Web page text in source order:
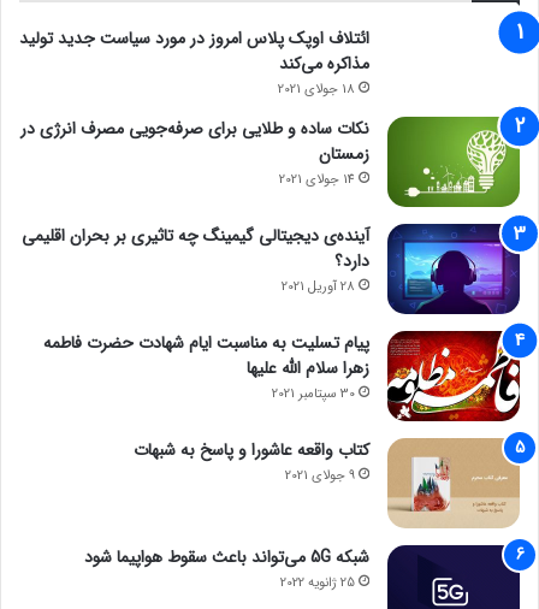
ائتلاف اوپک پلاس امروز در مورد سیاست جدید تولید
مذاکره می‌کند
18 جولای 2021
نکات ساده و طلایی برای صرفه‌جویی مصرف انرژی در
زمستان
14 جولای 2021
آینده‌ی دیجیتالی گیمینگ چه تاثیری بر بحران اقلیمی
دارد؟
28 آوریل 2021
پیام تسلیت به مناسبت ایام شهادت حضرت فاطمه
زهرا سلام الله علیها
30 سپتامبر 2021
کتاب واقعه عاشورا و پاسخ به شبهات
9 جولای 2021
شبکه 5G می‌تواند باعث سقوط هواپیما شود
25 ژانویه 2022